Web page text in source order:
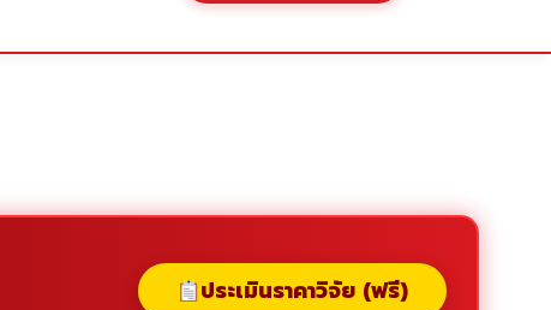
ประเมินราคาวิจัย (ฟรี)